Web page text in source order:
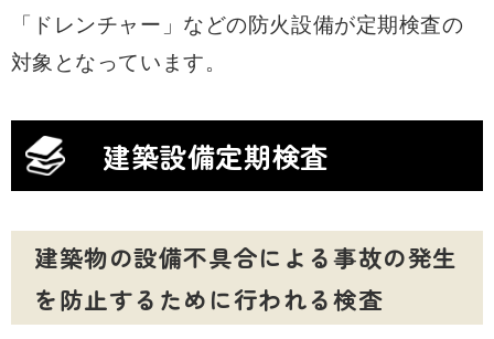
「ドレンチャー」などの防火設備が定期検査の
対象となっています。
建築設備定期検査
建築物の設備不具合による事故の発生
を防止するために行われる検査